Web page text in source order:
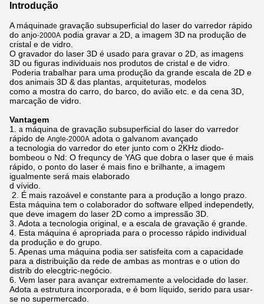
Introdução
A máquinade gravação subsuperficial do laser do varredor rápido
do anjo-2000A podia gravar a 2D, a imagem 3D na produção de
cristal e de vidro.
O gravador do laser 3D é usado para gravar o 2D, as imagens
3D ou figuras individuais nos produtos de cristal e de vidro.
Poderia trabalhar para uma produção da grande escala de 2D e
dos animais 3D & das plantas, arquiteturas, modelos
como a mostra do carro, do barco, do avião etc. e da cena 3D,
marcação de vidro.
Vantagem
1. a máquina de gravação subsuperficial do laser do varredor
rápido de Angle-2000A adota o galvanom avançado
a tecnologia do varredor do eter junto com o 2KHz diodo-
bombeou o Nd: O frequncy de YAG que dobra o laser que é mais
rápido, o ponto do laser é mais fino e brilhante, a imagem
igualmente será mais elaborado
d vívido.
2. É mais razoável e constante para a produção a longo prazo.
Esta máquina tem o colaborador do software ellped independetly,
que deve imagem do laser 2D como a impressão 3D.
3. Adota a tecnologia original, e a escala de gravação é grande.
4. Esta máquina é apropriada para o processo rápido individual
da produção e do grupo.
5. Apenas uma máquina podia ser satisfeita com a capacidade
para a distribuição da rede de ambas as montras e o ution do
distrib do elecgtric-negócio.
6. Vem laser para avançar extremamente a velocidade do laser.
Adota a estrutura incorporada, e é bom líquido, serido para usar-
se no supermercado.